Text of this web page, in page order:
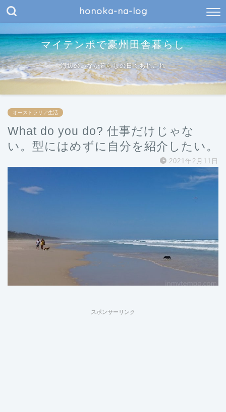
honoka-na-log
マイテンポで豪州田舎暮らし
海辺のいなか暮らしの日々あれこれ
オーストラリア生活
What do you do? 仕事だけじゃな
い。型にはめずに自分を紹介したい。
2021年2月11日
スポンサーリンク